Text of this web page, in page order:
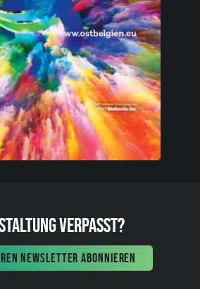
VERPASST?
NEWSLETTER ABONNIEREN